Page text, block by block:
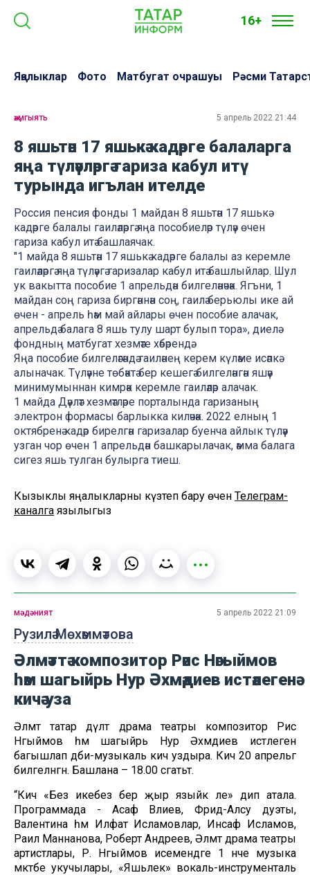
16+
Яңалыклар Фото Матбугат очрашуы Рәсми
җәмгыять 5 апрель 2022 21:44
8 яшьтән 17 яшькә кадәрге балаларга
яңа түләүләргә гариза кабул итү
турында игълан ителде
Россия пенсия фонды 1 майдан 8 яшьтән 17 яшькә
кадәрге балалы гаиләләргә яңа пособиеләр түләү өчен
гариза кабул итә башлаячак.
"1 майда 8 яшьтән 17 яшькә кадәрге балалы аз керемле
гаиләләргә яңа түләүгә гаризалар кабул итә башлыйлар. Шул
ук вакытта пособие 1 апрельдән билгеләнәчәк. Ягъни, 1
майдан соң гариза биргәннән соң, гаилә берьюлы ике ай
өчен - апрель һәм май айлары өчен пособие алачак,
апрельдә балага 8 яшь тулу шарт булып тора», диелә
фондның матбугат хезмәте хәбәрендә.
Яңа пособие билгеләгәндә гаиләнең керем күләме исәпкә
алыначак. Түләүне төбәктә бер кешегә билгеләнгән яшәү
минимумыннан кимрәк керемле гаиләләр алачак.
1 майда Дәүләт хезмәтләре порталында гаризаның
электрон формасы барлыкка киләчәк. 2022 елның 1
октябренә кадәр бирелгән гаризалар буенча айлык түләү
узган чор өчен 1 апрельдән башкарылачак, әмма балага
сигез яшь тулган булырга тиеш.
Кызыклы яңалыкларны күзәтеп бару өчен Телеграм-
каналга язылыгыз
Рузилә Мөхәммәтова
мәдәният 5 апрель 2022 21:09
Әлмәттә композитор Рәис Нәгыймов
һәм шагыйрь Нур Әхмәдиев истәлегенә
кичә уза
Әлмәт татар дәүләт драма театры композитор Рәис
Нәгыймов һәм шагыйрь Нур Әхмәдиев истәлегенә
багышлап әдәби-музыкаль кичә уздыра. Кичә 20 апрельгә
билгеләнгән. Башлана – 18.00 сәгатьтә.
“Кичә «Без икебез бер җыр языйк әле» дип атала.
Программада - Асаф Вәлиев, Фәридә-Алсу дуэты,
Валентина һәм Илфат Исламовлар, Инсаф Исламов,
Раилә Маннанова, Роберт Андреев, Әлмәт драма театры
артистлары, Р. Нәгыймов исемендәге 1 нче музыка
мәктәбе укучылары, «Яшьлек» вокаль-инструменталь